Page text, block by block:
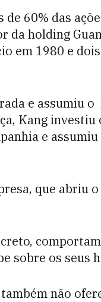
de 60% das
da holding
em 1980 e
e assumiu o
Kang investiu
e
que abriu
sobre os seus
não